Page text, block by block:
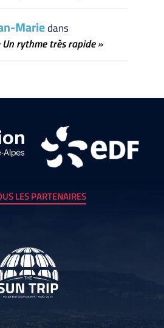
Mariedans
rythme très rapide »
LES PARTENAIRES